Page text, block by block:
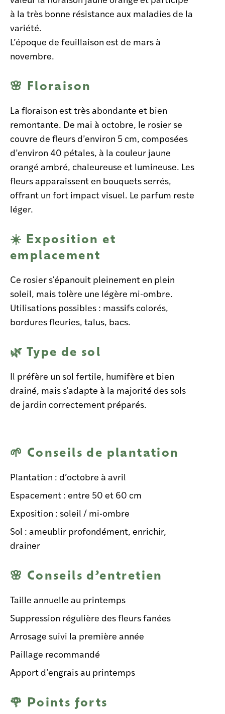
à la très bonne résistance aux maladies de la
variété.
L’époque de feuillaison est de mars à
novembre.
🌸 Floraison
La floraison est très abondante et bien
remontante. De mai à octobre, le rosier se
couvre de fleurs d’environ 5 cm, composées
d’environ 40 pétales, à la couleur jaune
orangé ambré, chaleureuse et lumineuse. Les
fleurs apparaissent en bouquets serrés,
offrant un fort impact visuel. Le parfum reste
léger.
☀️ Exposition et
emplacement
Ce rosier s’épanouit pleinement en plein
soleil, mais tolère une légère mi-ombre.
Utilisations possibles : massifs colorés,
bordures fleuries, talus, bacs.
🌿 Type de sol
Il préfère un sol fertile, humifère et bien
drainé, mais s’adapte à la majorité des sols
de jardin correctement préparés.
🌱 Conseils de plantation
Plantation : d’octobre à avril
Espacement : entre 50 et 60 cm
Exposition : soleil / mi-ombre
Sol : ameublir profondément, enrichir,
drainer
🌸 Conseils d’entretien
Taille annuelle au printemps
Suppression régulière des fleurs fanées
Arrosage suivi la première année
Paillage recommandé
Apport d’engrais au printemps
🌹 Points forts